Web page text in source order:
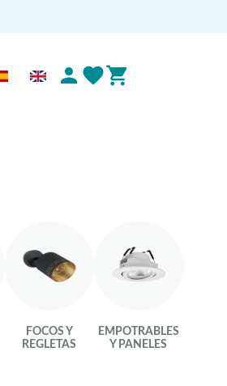
FOCOS Y
REGLETAS
EMPOTRABLES
Y PANELES